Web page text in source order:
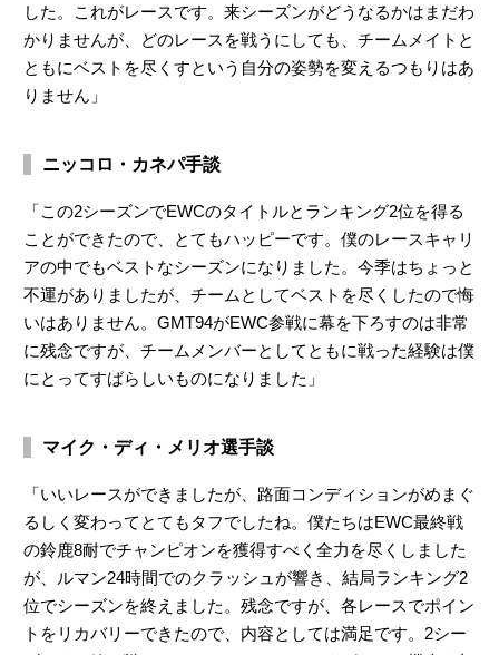
した。これがレースです。来シーズンがどうなるかはまだわ
かりませんが、どのレースを戦うにしても、チームメイトと
ともにベストを尽くすという自分の姿勢を変えるつもりはあ
りません」
ニッコロ・カネパ手談
「この2シーズンでEWCのタイトルとランキング2位を得る
ことができたので、とてもハッピーです。僕のレースキャリ
アの中でもベストなシーズンになりました。今季はちょっと
不運がありましたが、チームとしてベストを尽くしたので悔
いはありません。GMT94がEWC参戦に幕を下ろすのは非常
に残念ですが、チームメンバーとしてともに戦った経験は僕
にとってすばらしいものになりました」
マイク・ディ・メリオ選手談
「いいレースができましたが、路面コンディションがめまぐ
るしく変わってとてもタフでしたね。僕たちはEWC最終戦
の鈴鹿8耐でチャンピオンを獲得すべく全力を尽くしました
が、ルマン24時間でのクラッシュが響き、結局ランキング2
位でシーズンを終えました。残念ですが、各レースでポイン
トをリカバリーできたので、内容としては満足です。2シー